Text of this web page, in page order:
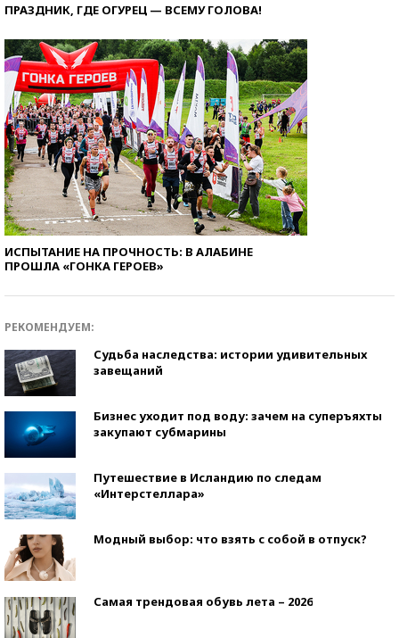
ПРАЗДНИК, ГДЕ ОГУРЕЦ — ВСЕМУ ГОЛОВА!
ИСПЫТАНИЕ НА ПРОЧНОСТЬ: В АЛАБИНЕ
ПРОШЛА «ГОНКА ГЕРОЕВ»
РЕКОМЕНДУЕМ:
Судьба наследства: истории удивительных
завещаний
Бизнес уходит под воду: зачем на суперъяхты
закупают субмарины
Путешествие в Исландию по следам
«Интерстеллара»
Модный выбор: что взять с собой в отпуск?
Самая трендовая обувь лета – 2026